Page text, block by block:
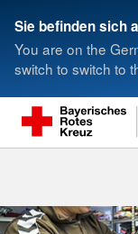
Sie befinden sich
You are on the
switch to switch to